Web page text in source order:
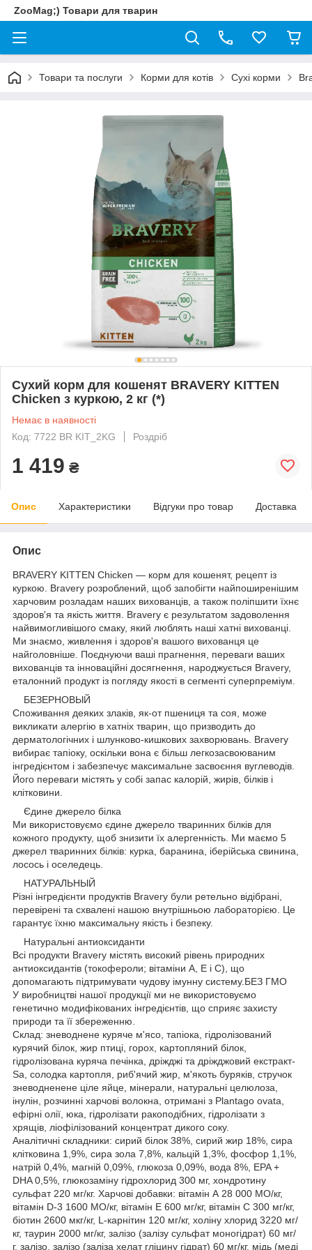
ZooMag;) Товари для тварин
Товари та послуги Корми для котів Сухі корми
Сухий корм для кошенят BRAVERY KITTEN
Chicken з куркою, 2 кг (*)
Немає в наявності
Код: 7722 BR KIT_2KG
Роздріб
1 419 ₴
Опис Характеристики Відгуки про товар Доставка
Опис
BRAVERY KITTEN Chicken — корм для кошенят, рецепт із
куркою. Bravery розроблений, щоб запобігти найпоширенішим
харчовим розладам наших вихованців, а також поліпшити їхнє
здоров'я та якість життя. Bravery є результатом задоволення
найвимогливішого смаку, який люблять наші хатні вихованці.
Ми знаємо, живлення і здоров'я вашого вихованця це
найголовніше. Поєднуючи ваші прагнення, переваги ваших
вихованців та інноваційні досягнення, народжується Bravery,
еталонний продукт із погляду якості в сегменті суперпреміум.
БЕЗЕРНОВЫЙ
Споживання деяких злаків, як-от пшениця та соя, може
викликати алергію в хатніх тварин, що призводить до
дерматологічних і шлунково-кишкових захворювань. Bravery
вибирає тапіоку, оскільки вона є більш легкозасвоюваним
інгредієнтом і забезпечує максимальне засвоєння вуглеводів.
Його переваги містять у собі запас калорій, жирів, білків і
клітковини.
Єдине джерело білка
Ми використовуємо єдине джерело тваринних білків для
кожного продукту, щоб знизити їх алергенність. Ми маємо 5
джерел тваринних білків: курка, баранина, іберійська свинина,
лосось і оселедець.
НАТУРАЛЬНЫЙ
Різні інгредієнти продуктів Bravery були ретельно відібрані,
перевірені та схвалені нашою внутрішньою лабораторією. Це
гарантує їхню максимальну якість і безпеку.
Натуральні антиоксиданти
Всі продукти Bravery містять високий рівень природних
антиоксидантів (токофероли; вітаміни A, E і C), що
допомагають підтримувати чудову імунну систему.БЕЗ ГМО
У виробництві нашої продукції ми не використовуємо
генетично модифікованих інгредієнтів, що сприяє захисту
природи та її збереженню.
Склад: зневоднене куряче м'ясо, тапіока, гідролізований
курячий білок, жир птиці, горох, картопляний білок,
гідролізована куряча печінка, дріжджі та дріжджовий екстракт-
Sa, солодка картопля, риб'ячий жир, м'якоть буряків, стручок
зневодненене ціле яйце, мінерали, натуральні целюлоза,
інулін, розчинні харчові волокна, отримані з Plantago ovata,
ефірні олії, юка, гідролізати ракоподібних, гідролізати з
хрящів, ліофілізований концентрат дикого соку.
Аналітичні складники: сирий білок 38%, сирий жир 18%, сира
клітковина 1,9%, сира зола 7,8%, кальцій 1,3%, фосфор 1,1%,
натрій 0,4%, магній 0,09%, глюкоза 0,09%, вода 8%, EPA +
DHA 0,5%, глюкозаміну гідрохлорид 300 мг, хондротину
сульфат 220 мг/кг. Харчові добавки: вітамін А 28 000 МО/кг,
вітамін D-3 1600 МО/кг, вітамін Е 600 мг/кг, вітамін C 300 мг/кг,
біотин 2600 мкг/кг, L-карнітин 120 мг/кг, холіну хлорид 3220 мг/
кг, таурин 2000 мг/кг, залізо (залізу сульфат моногідрат) 60 мг/
г, залізо, залізо (заліза хелат гліцину гідрат) 60 мг/кг, мідь (меді